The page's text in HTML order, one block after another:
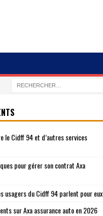
le Cidff 94 et d’autres services
pour gérer son contrat Axa
usagers du Cidff 94 parlent pour eux
sur Axa assurance auto en 2026